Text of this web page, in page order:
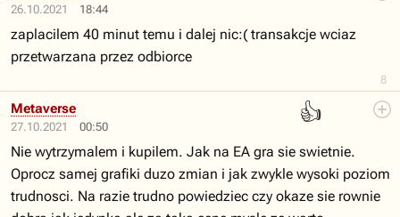
26.10.2021 18:44
8
zaplacilem 40 minut temu i dalej nic:( transakcje wciaz
przetwarzana przez odbiorce
27.10.2021 00:50
👍
Metaverse
Nie wytrzymalem i kupilem. Jak na EA gra sie swietnie.
Oprocz samej grafiki duzo zmian i jak zwykle wysoki poziom
trudnosci. Na razie trudno powiedziec czy okaze sie rownie